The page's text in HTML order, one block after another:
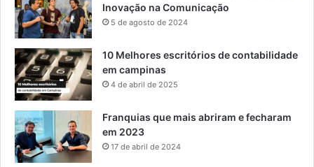
Inovação na Comunicação
5 de agosto de 2024
10 Melhores escritórios de contabilidade
em campinas
4 de abril de 2025
Franquias que mais abriram e fecharam
em 2023
17 de abril de 2024